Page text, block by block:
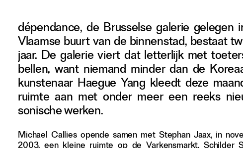
Alle nummers
Aanmelden
Abonneren
Adverteren
Nieuwsbrief
Contact
dépendance, de Brusselse galerie gelegen
Vlaamse buurt van de binnenstad, bestaat
jaar. De galerie viert dat letterlijk met
bellen, want niemand minder dan de
kunstenaar Haegue Yang kleedt deze
ruimte aan met onder meer een reeks
sonische werken.
Michael Callies opende samen met Stephan Jaax, in